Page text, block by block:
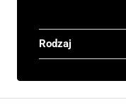
Rodzaj